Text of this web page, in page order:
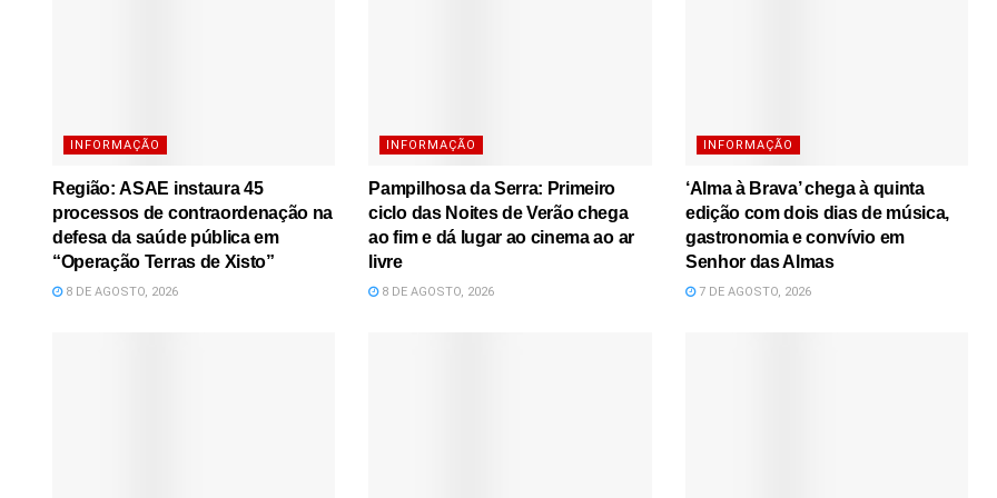
INFORMAÇÃO
Região: ASAE instaura 45
processos de contraordenação na
defesa da saúde pública em
“Operação Terras de Xisto”
8 DE AGOSTO, 2026
INFORMAÇÃO
Pampilhosa da Serra: Primeiro
ciclo das Noites de Verão chega
ao fim e dá lugar ao cinema ao ar
livre
8 DE AGOSTO, 2026
INFORMAÇÃO
‘Alma à Brava’ chega à quinta
edição com dois dias de música,
gastronomia e convívio em
Senhor das Almas
7 DE AGOSTO, 2026